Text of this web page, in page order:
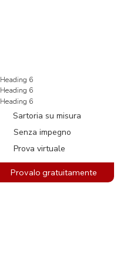
Heading 6
Heading 6
Heading 6
Sartoria su misura
Senza impegno
Prova virtuale